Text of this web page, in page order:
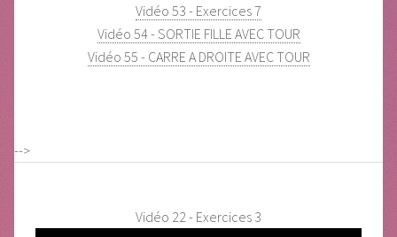
Vidéo 53 - Exercices 7
Vidéo 54 - SORTIE FILLE AVEC TOUR
Vidéo 55 - CARRE A DROITE AVEC TOUR
-->
Vidéo 22 - Exercices 3